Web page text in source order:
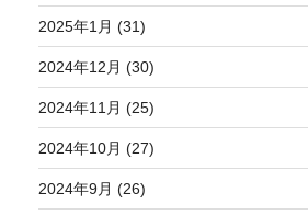
2025年1月 (31)
2024年12月 (30)
2024年11月 (25)
2024年10月 (27)
2024年9月 (26)